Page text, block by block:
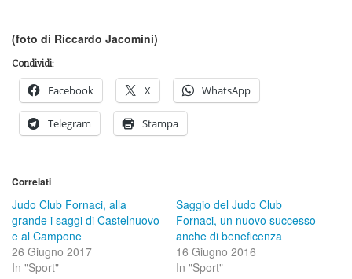
(foto di Riccardo Jacomini)
Condividi:
Facebook X WhatsApp
Telegram Stampa
Correlati
Judo Club Fornaci, alla
grande i saggi di Castelnuovo
e al Campone
26 Giugno 2017
In "Sport"
Saggio del Judo Club
Fornaci, un nuovo successo
anche di beneficenza
16 Giugno 2016
In "Sport"